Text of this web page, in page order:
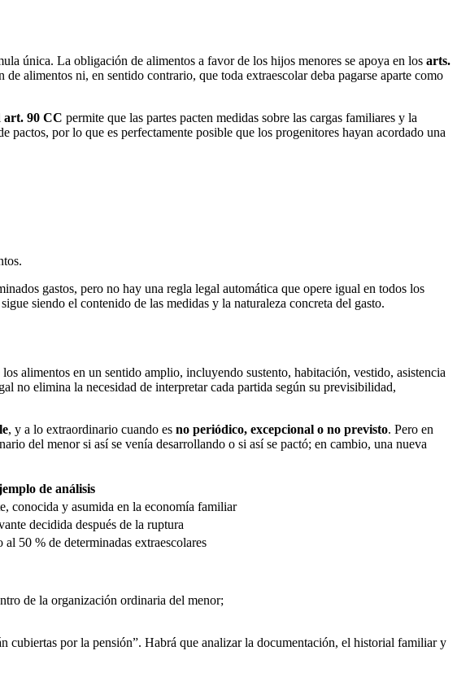
única. La obligación de alimentos a favor de los hijos menores se apoya en los arts.
alimentos ni, en sentido contrario, que toda extraescolar deba pagarse aparte como
art. 90 CC permite que las partes pacten medidas sobre las cargas familiares y la
pactos, por lo que es perfectamente posible que los progenitores hayan acordado una
gastos, pero no hay una regla legal automática que opere igual en todos los
siendo el contenido de las medidas y la naturaleza concreta del gasto.
alimentos en un sentido amplio, incluyendo sustento, habitación, vestido, asistencia
no elimina la necesidad de interpretar cada partida según su previsibilidad,
, y a lo extraordinario cuando es no periódico, excepcional o no previsto. Pero en
del menor si así se venía desarrollando o si así se pactó; en cambio, una nueva
de análisis
conocida y asumida en la economía familiar
decidida después de la ruptura
al 50 % de determinadas extraescolares
de la organización ordinaria del menor;
cubiertas por la pensión”. Habrá que analizar la documentación, el historial familiar y